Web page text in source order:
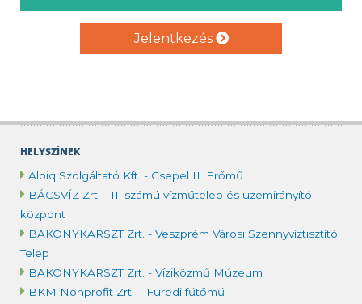
HELYSZÍNEK
Alpiq Szolgáltató Kft. - Csepel II. Erőmű
BÁCSVÍZ Zrt. - II. számú vízműtelep és üzemirányító
központ
BAKONYKARSZT Zrt. - Veszprém Városi Szennyvíztisztító
Telep
BAKONYKARSZT Zrt. - Víziközmű Múzeum
BKM Nonprofit Zrt. – Füredi fűtőmű
Jelentkezés